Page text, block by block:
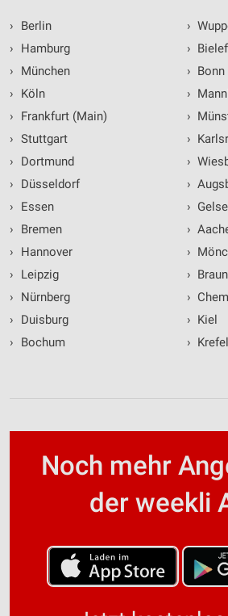
›
Berlin
›
Hamburg
›
München
›
Köln
›
Frankfurt (Main)
› Stuttgart
›
Dortmund
›
Düsseldorf
›
Essen
›
Bremen
›
Hannover
›
Leipzig
›
Nürnberg
›
Duisburg
›
Bochum
›
›
› Bonn
›
›
›
›
›
›
›
›
›
›
› Kiel
›
Noch mehr
der weekli